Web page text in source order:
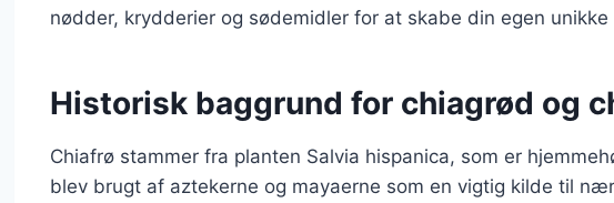
nødder, krydderier og sødemidler for at skabe din egen unikke
Historisk baggrund for chiagrød og
Chiafrø stammer fra planten Salvia hispanica, som er
blev brugt af aztekerne og mayaerne som en vigtig kilde til